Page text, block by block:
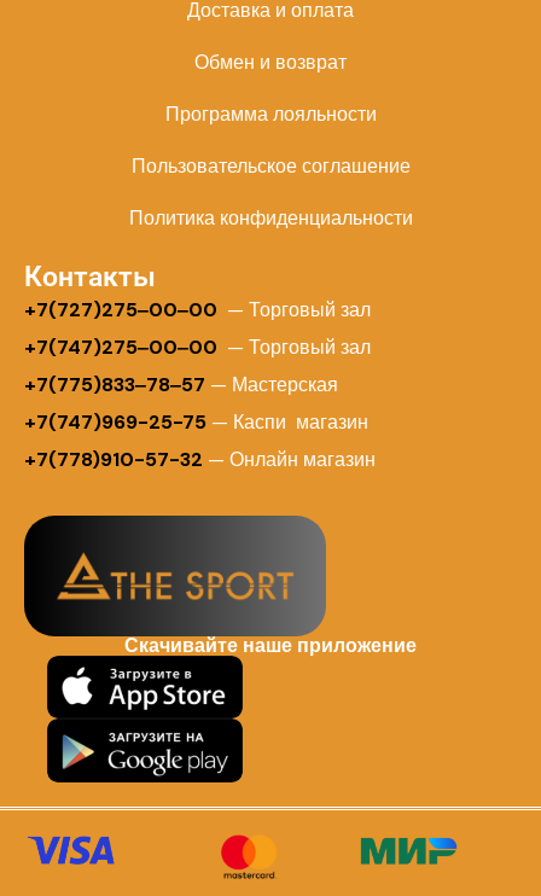
Доставка и оплата
Обмен и возврат
Программа лояльности
Пользовательское соглашение
Политика конфиденциальности
Контакты
+7(727)275‒00‒00 — Торговый зал
+7(747)275‒00‒00 — Торговый зал
+7(775)833‒78‒57 — Мастерская
+7(747)969-25-75 — Каспи магазин
+7(778)910-57-32 — Онлайн магазин
Скачивайте наше приложение